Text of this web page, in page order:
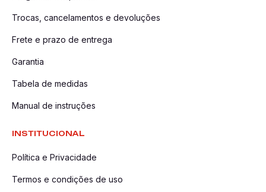
Trocas, cancelamentos e devoluções
Frete e prazo de entrega
Garantia
Tabela de medidas
Manual de instruções
INSTITUCIONAL
Política e Privacidade
Termos e condições de uso